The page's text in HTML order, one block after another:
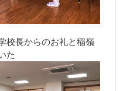
校長からのお礼と稲嶺
た